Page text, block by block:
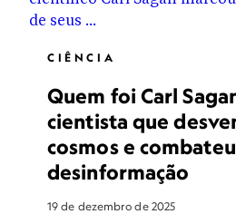
CIÊNCIA
Quem foi Carl
cientista que
cosmos e
desinformação
19 de dezembro de 2025